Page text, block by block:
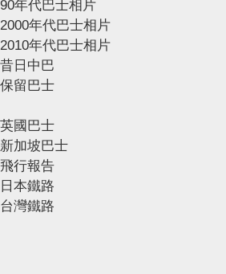
90年代巴士相片
2000年代巴士相片
2010年代巴士相片
昔日中巴
保留巴士
英國巴士
新加坡巴士
飛行報告
日本鐵路
台灣鐵路